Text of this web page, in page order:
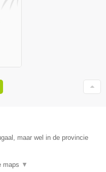
maar wel in de provincie
maps ▼